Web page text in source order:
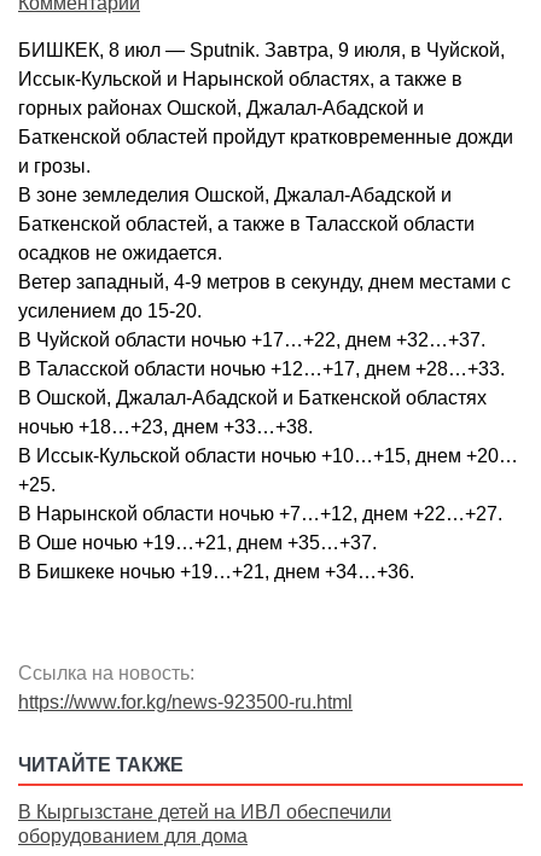
БИШКЕК, 8 июл — Sputnik. Завтра, 9 июля, в Чуйской,
Иссык-Кульской и Нарынской областях, а также в
горных районах Ошской, Джалал-Абадской и
Баткенской областей пройдут кратковременные дожди
и грозы.
В зоне земледелия Ошской, Джалал-Абадской и
Баткенской областей, а также в Таласской области
осадков не ожидается.
Ветер западный, 4-9 метров в секунду, днем местами с
усилением до 15-20.
В Чуйской области ночью +17…+22, днем +32…+37.
В Таласской области ночью +12…+17, днем +28…+33.
В Ошской, Джалал-Абадской и Баткенской областях
ночью +18…+23, днем +33…+38.
В Иссык-Кульской области ночью +10…+15, днем +20…
+25.
В Нарынской области ночью +7…+12, днем +22…+27.
В Оше ночью +19…+21, днем +35…+37.
В Бишкеке ночью +19…+21, днем +34…+36.
Ссылка на новость:
https://www.for.kg/news-923500-ru.html
ЧИТАЙТЕ ТАКЖЕ
В Кыргызстане детей на ИВЛ обеспечили
оборудованием для дома